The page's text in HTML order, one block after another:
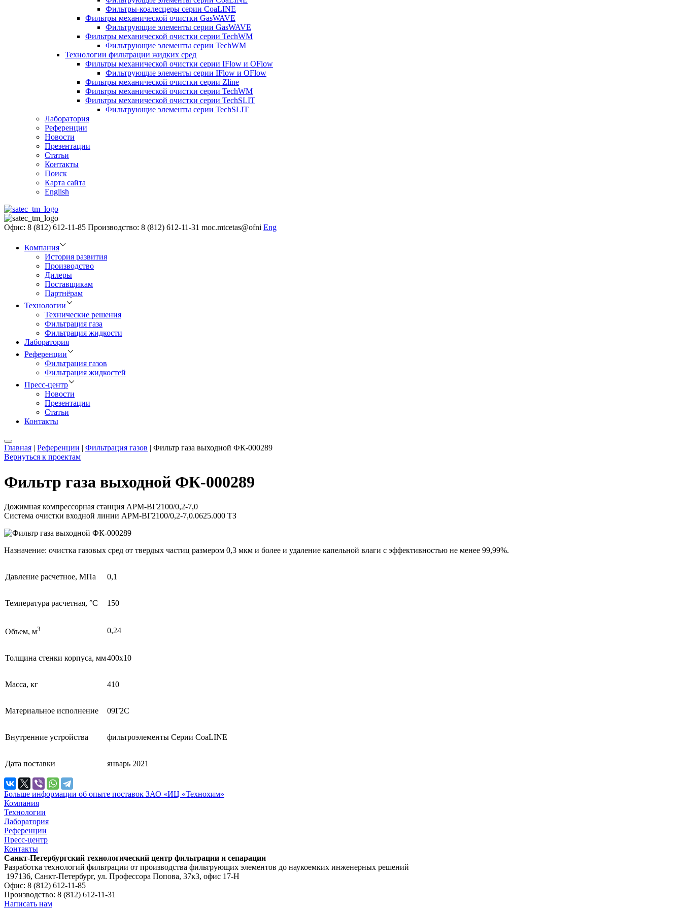
Фильтры-коалесцеры серии CoaLINE
Фильтры механической очистки GasWAVE
Фильтрующие элементы серии GasWAVE
Фильтры механической очистки серии TechWM
Фильтрующие элементы серии TechWM
Технологии фильтрации жидких сред
Фильтры механической очистки серии IFlow и OFlow
Фильтрующие элементы серии IFlow и OFlow
Фильтры механической очистки серии Zline
Фильтры механической очистки серии TechWM
Фильтры механической очистки серии TechSLIT
Фильтрующие элементы серии TechSLIT
Лаборатория
Референции
Новости
Презентации
Статьи
Контакты
Поиск
Карта сайта
English
Офис: 8 (812) 612-11-85 Производство: 8 (812) 612-11-31 moc.mtcetas@ofni Eng
Компания
История развития
Производство
Дилеры
Поставщикам
Партнёрам
Технологии
Технические решения
Фильтрация газа
Фильтрация жидкости
Лаборатория
Референции
Фильтрация газов
Фильтрация жидкостей
Пресс-центр
Новости
Презентации
Статьи
Контакты
Главная | Референции | Фильтрация газов | Фильтр газа выходной ФК-000289
Вернуться к проектам
Фильтр газа выходной ФК-000289
Дожимная компрессорная станция АРМ-ВГ2100/0,2-7,0
Система очистки входной линии АРМ-ВГ2100/0,2-7,0.0625.000 ТЗ
Назначение: очистка газовых сред от твердых частиц размером 0,3 мкм и более и удаление капельной влаги с эффективностью не менее 99,99%.
Давление расчетное, МПа 0,1
Температура расчетная, °C 150
Объем, м3 0,24
Толщина стенки корпуса, мм400х10
Масса, кг 410
Материальное исполнение 09Г2С
Внутренние устройства фильтроэлементы Серии CoaLINE
Дата поставки январь 2021
Больше информации об опыте поставок ЗАО «ИЦ «Технохим»
Компания
Технологии
Лаборатория
Референции
Пресс-центр
Контакты
Санкт-Петербургский технологический центр фильтрации и сепарации
Разработка технологий фильтрации от производства фильтрующих элементов до наукоемких инженерных решений
197136, Санкт-Петербург, ул. Профессора Попова, 37к3, офис 17-Н
Офис: 8 (812) 612-11-85
Производство: 8 (812) 612-11-31
Написать нам